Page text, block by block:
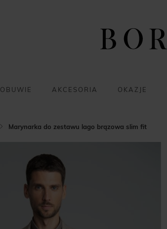
OBUWIE AKCESORIA OKAZJE
Marynarka do zestawu lago brązowa slim fit